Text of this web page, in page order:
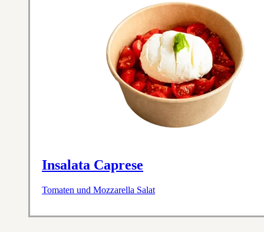
Insalata Caprese
Tomaten und Mozzarella Salat